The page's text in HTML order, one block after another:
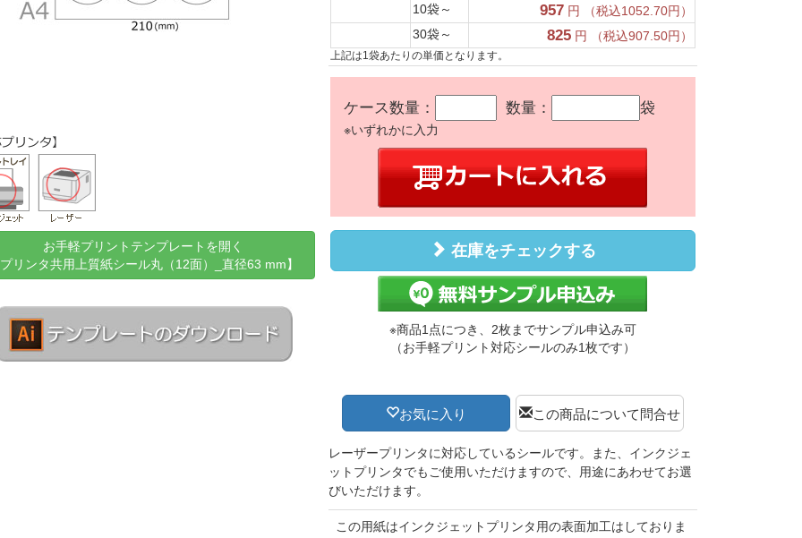
お手軽プリントテンプレートを開く
リンタ共用上質紙シール丸（12面）_直径63 mm】
10袋～
957円 （税込1052.70円）
30袋～
825円 （税込907.50円）
上記は1袋あたりの単価となります。
ケース数量： 数量： 袋
※いずれかに入力
在庫をチェックする
※商品1点につき、2枚までサンプル申込み可
（お手軽プリント対応シールのみ1枚です）
お気に入り この商品について問合せ
レーザープリンタに対応しているシールです。また、インクジェ
ットプリンタでもご使用いただけますので、用途にあわせてお選
びいただけます。
この用紙はインクジェットプリンタ用の表面加工はしておりま